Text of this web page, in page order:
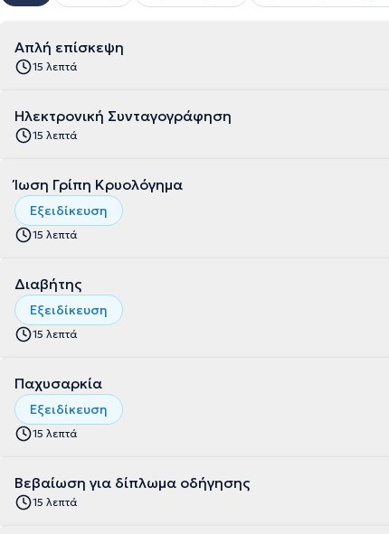
Απλή επίσκεψη
15 λεπτά
Ηλεκτρονική Συνταγογράφηση
15 λεπτά
Ίωση Γρίπη Κρυολόγημα
Εξειδίκευση
15 λεπτά
Διαβήτης
Εξειδίκευση
15 λεπτά
Παχυσαρκία
Εξειδίκευση
15 λεπτά
Βεβαίωση για δίπλωμα οδήγησης
15 λεπτά